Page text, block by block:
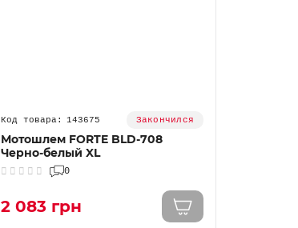
143675 Закончился
Мотошлем FORTE BLD-708
Черно-белый XL
0
2 083 грн